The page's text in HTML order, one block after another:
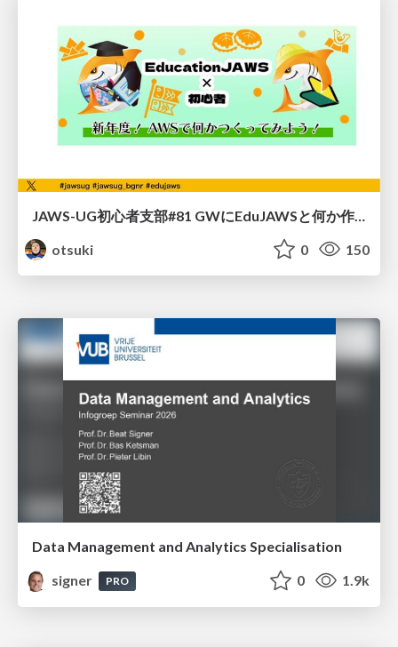
otsuki
0 150
Data Management and Analytics Specialisation
signer
PRO 0 1.9k